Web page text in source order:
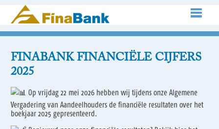
FINABANK FINANCIËLE CIJFERS
2025
Op vrijdag 22 mei 2026 hebben wij tijdens onze Algemene
Vergadering van Aandeelhouders de financiële resultaten over het
boekjaar 2025 gepresenteerd.